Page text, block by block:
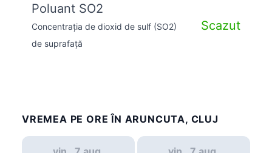
Poluant SO2
Concentrația de dioxid de sulf (SO2)
de suprafață
Scazut
VREMEA PE ORE ÎN ARUNCUTA, CLUJ